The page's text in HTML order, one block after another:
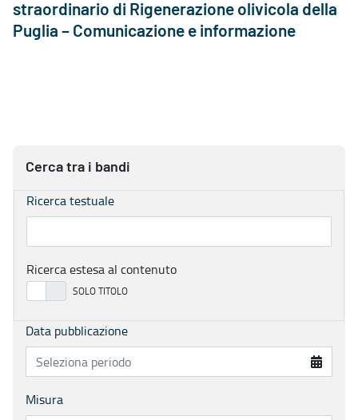
straordinario di Rigenerazione olivicola della
Puglia – Comunicazione e informazione
Cerca tra i bandi
Ricerca testuale
Ricerca estesa al contenuto
Data pubblicazione
Misura